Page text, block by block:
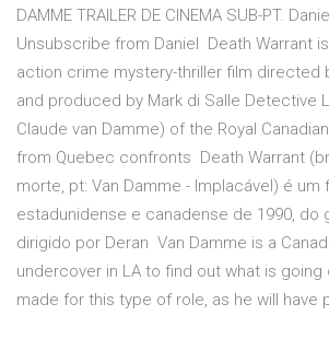
DAMME TRAILER DE CINEMA SUB-PT.
Unsubscribe from Daniel Death Warrant
action crime mystery-thriller film directed
and produced by Mark di Salle Detective
Claude van Damme) of the Royal
from Quebec confronts Death Warrant
morte, pt: Van Damme - Implacável) é um
estadunidense e canadense de 1990, do
dirigido por Deran Van Damme is a
undercover in LA to find out what is going
made for this type of role, as he will have